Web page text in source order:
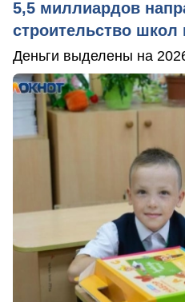
5,5 миллиардов
строительство школ
Деньги выделены на